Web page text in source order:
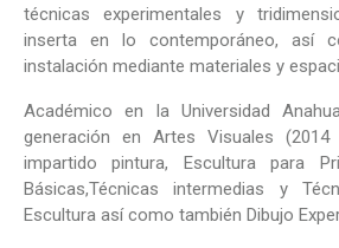
técnicas experimentales y
inserta en lo contemporáneo, así
instalación mediante materiales y
Académico en la Universidad
generación en Artes Visuales
impartido pintura, Escultura para
Básicas,Técnicas intermedias y
Escultura así como también Dibujo